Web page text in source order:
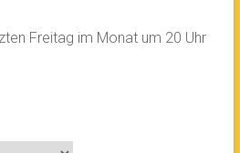
Freitag im Monat um 20 Uhr